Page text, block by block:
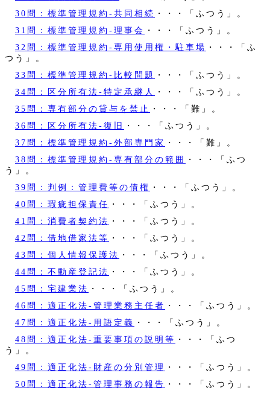
30問：標準管理規約‐共同相続 ・・・「ふつう」。
31問：標準管理規約‐理事会 ・・・「ふつう」。
32問：標準管理規約‐専用使用権・駐車場 ・・・「ふ
つう」。
33問：標準管理規約‐比較問題
・・・「ふつう」。
34問：区分所有法‐特定承継人
・・・「ふつう」。
35問：専有部分の貸与を禁止
・・・「難」。
36問：区分所有法‐復旧
・・・「ふつう」。
37問：標準管理規約‐外部専門家
・・・「難」。
38問：標準管理規約‐専有部分の範囲
・・・「ふつ
う」。
39問：判例：管理費等の債権 ・・・「ふつう」。
40問：瑕疵担保責任 ・・・「ふつう」。
41問：消費者契約法 ・・・「ふつう」。
42問：借地借家法等 ・・・「ふつう」。
43問：個人情報保護法 ・・・「ふつう」。
44問：不動産登記法 ・・・「ふつう」。
45問：宅建業法 ・・・「ふつう」。
46問：適正化法‐管理業務主任者 ・・・「ふつう」。
47問：適正化法‐用語定義 ・・・「ふつう」。
48問：適正化法‐重要事項の説明等 ・・・「ふつ
う」。
49問：適正化法‐財産の分別管理
・・・「ふつう」。
50問：適正化法‐管理事務の報告 ・・・「ふつう」。